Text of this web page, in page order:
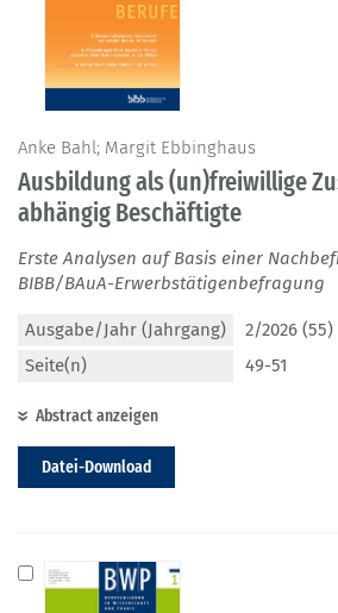
Anke Bahl; Margit Ebbinghaus
Ausbildung als (un)freiwillige
abhängig Beschäftigte
Erste Analysen auf Basis einer
BIBB/BAuA-Erwerbstätigenbefragung
Ausgabe/Jahr (Jahrgang)
2/2026 (55)
Seite(n)
49-51
Abstract anzeigen
Datei-Download